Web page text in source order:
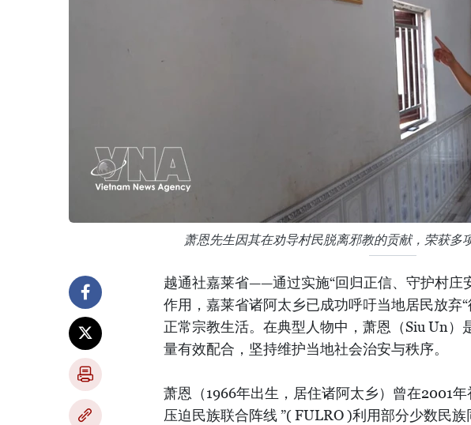
萧恩先生因其在劝导村民脱离邪教的贡献，荣获多
越通社嘉莱省——通过实施“回归正信、守护村庄
作用，嘉莱省诸阿太乡已成功呼吁当地居民放弃
正常宗教生活。在典型人物中，萧恩（Siu Un）
量有效配合，坚持维护当地社会治安与秩序。
萧恩（1966年出生，居住诸阿太乡）曾在2001
压迫民族联合阵线 ”( FULRO )利用部分少数民